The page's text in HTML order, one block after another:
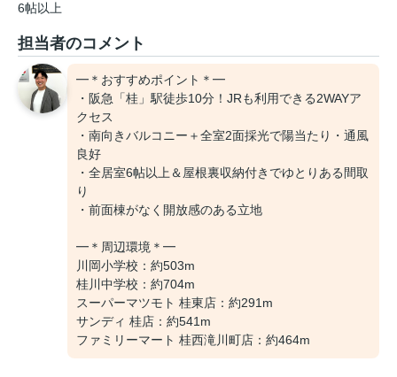
6帖以上
担当者のコメント
━＊おすすめポイント＊━
・阪急「桂」駅徒歩10分！JRも利用できる2WAYア
クセス
・南向きバルコニー＋全室2面採光で陽当たり・通風
良好
・全居室6帖以上＆屋根裏収納付きでゆとりある間取
り
・前面棟がなく開放感のある立地
━＊周辺環境＊━
川岡小学校：約503m
桂川中学校：約704m
スーパーマツモト 桂東店：約291m
サンディ 桂店：約541m
ファミリーマート 桂西滝川町店：約464m